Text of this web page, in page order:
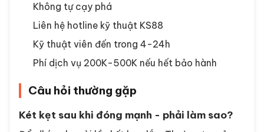
Không tự cạy phá
Liên hệ hotline kỹ thuật KS88
Kỹ thuật viên đến trong 4-24h
Phí dịch vụ 200K-500K nếu hết bảo hành
Câu hỏi thường gặp
Két kẹt sau khi đóng mạnh - phải làm sao?